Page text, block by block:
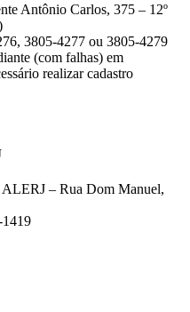
Antônio Carlos, 375 – 12º
3805-4277 ou 3805-4279
(com falhas) em
realizar cadastro
– Rua Dom Manuel,